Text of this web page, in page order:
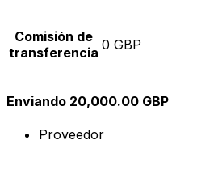
Comisión de
transferencia 0 GBP
Enviando 20,000.00 GBP
Proveedor